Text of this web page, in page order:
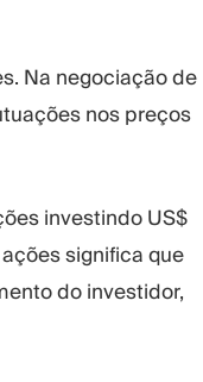
Na negociação de
nos preços
investindo US$
significa que
do investidor,